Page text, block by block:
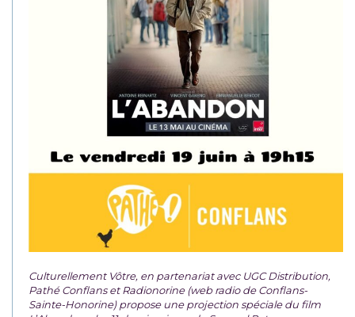
Culturellement Vôtre, en partenariat avec UGC Distribution,
Pathé Conflans et Radionorine (web radio de Conflans-
Sainte-Honorine) propose une projection spéciale du film